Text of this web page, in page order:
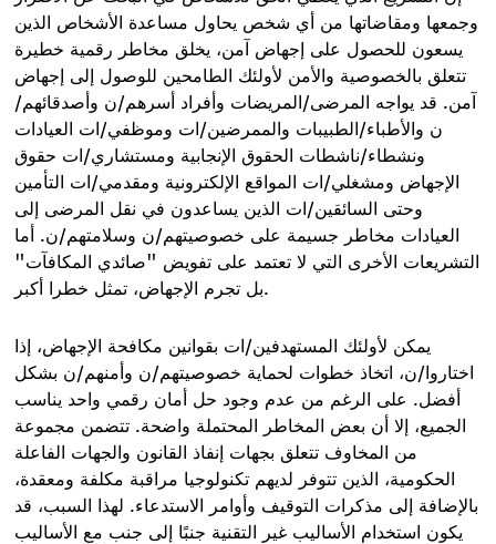
وجمعها ومقاضاتها من أي شخص يحاول مساعدة الأشخاص الذين
يسعون للحصول على إجهاض آمن، يخلق مخاطر رقمية خطيرة
تتعلق بالخصوصية والأمن لأولئك الطامحين للوصول إلى إجهاض
آمن. قد يواجه المرضى/المريضات وأفراد أسرهم/ن وأصدقائهم/
ن والأطباء/الطبيبات والممرضين/ات وموظفي/ات العيادات
ونشطاء/ناشطات الحقوق الإنجابية ومستشاري/ات حقوق
الإجهاض ومشغلي/ات المواقع الإلكترونية ومقدمي/ات التأمين
وحتى السائقين/ات الذين يساعدون في نقل المرضى إلى
العيادات مخاطر جسيمة على خصوصيتهم/ن وسلامتهم/ن. أما
التشريعات الأخرى التي لا تعتمد على تفويض "صائدي المكافآت"
بل تجرم الإجهاض، تمثل خطرا أكبر.
يمكن لأولئك المستهدفين/ات بقوانين مكافحة الإجهاض، إذا
اختاروا/ن، اتخاذ خطوات لحماية خصوصيتهم/ن وأمنهم/ن بشكل
أفضل. على الرغم من عدم وجود حل أمان رقمي واحد يناسب
الجميع، إلا أن بعض المخاطر المحتملة واضحة. تتضمن مجموعة
من المخاوف تتعلق بجهات إنفاذ القانون والجهات الفاعلة
الحكومية، الذين تتوفر لديهم تكنولوجيا مراقبة مكلفة ومعقدة،
بالإضافة إلى مذكرات التوقيف وأوامر الاستدعاء. لهذا السبب، قد
يكون استخدام الأساليب غير التقنية جنبًا إلى جنب مع الأساليب